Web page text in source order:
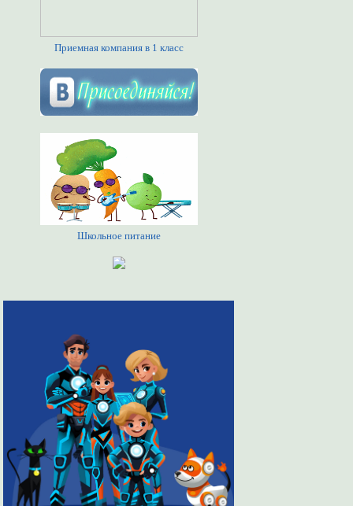
Приемная компания в 1 класс
Школьное питание